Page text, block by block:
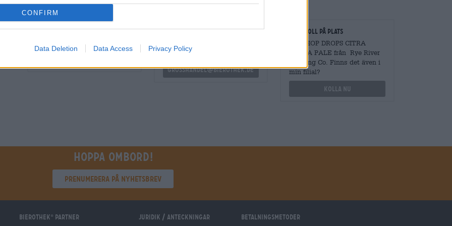
CONFIRM
Data Deletion Data Access Privacy Policy
GRATIS ÖLKONSULTATION
Har du frågor om denna öl? Vi
finns här för dig.
handlare eller krögare
billigare?
grosshandel@bierothek.de
Kontroll på plats
Vara HOP DROPS CITRA
EXTRA PALE från Rye River
Brewing Co. Finns det även i
min filial?
Kolla nu
Hoppa ombord!
Prenumerera på nyhetsbrev
Bierothek partner Juridik / Anteckningar Betalningsmetoder